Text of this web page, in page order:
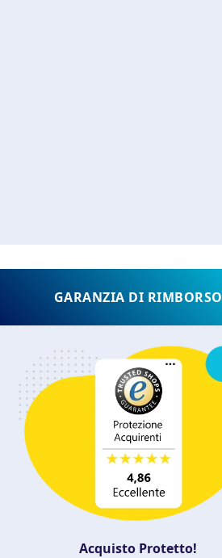
GARANZIA DI RIMBORSO
Acquisto Protetto!